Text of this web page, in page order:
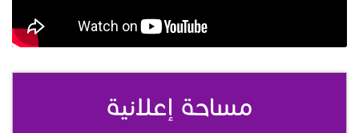
مساحة إعلانية